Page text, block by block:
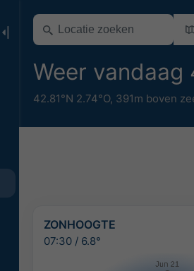
Weer vandaag
42.81°N 2.74°O, 391m boven
ZONHOOGTE
07:30 / 6.8°